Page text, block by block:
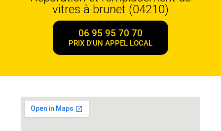
vitres à brunet (04210)
06 95 95 70 70
PRIX D'UN APPEL LOCAL